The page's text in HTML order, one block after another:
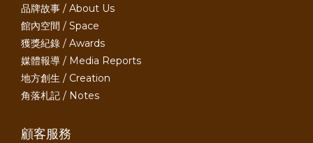
品牌故事 / About Us
館內空間 / Space
獲獎紀錄 / Awards
媒體報導 / Media Reports
地方創生 / Creation
角落札記 / Notes
顧客服務